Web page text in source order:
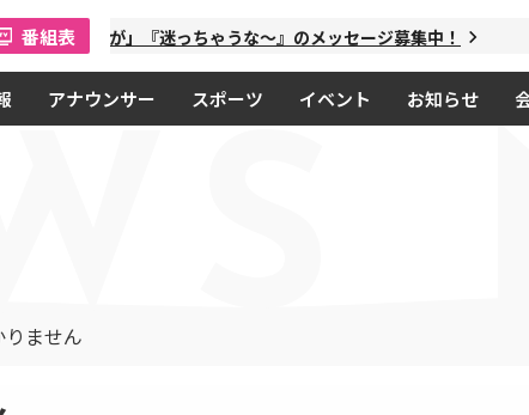
番組表
アナウンサー スポーツ イベント お知らせ
金曜オモロしが」『迷っちゃうな～』のメッセージ募集中！
りません